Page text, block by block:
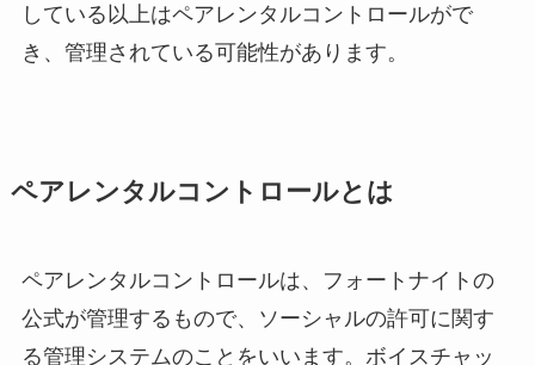
している以上はペアレンタルコントロールがで
き、管理されている可能性があります。
ペアレンタルコントロールとは
ペアレンタルコントロールは、フォートナイトの
公式が管理するもので、ソーシャルの許可に関す
る管理システムのことをいいます。ボイスチャッ